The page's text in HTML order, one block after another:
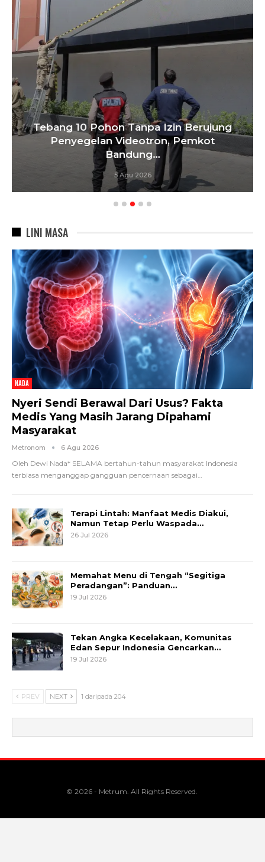
Tebang 10 Pohon Tanpa Izin Berujung
Penyegelan Videotron, Pemkot
Bandung…
5 Agu 2026
LINI MASA
NADA
Nyeri Sendi Berawal Dari Usus? Fakta
Medis Yang Masih Jarang Dipahami
Masyarakat
Metronom 6 Agu 2026
Oleh Dewi Nada* SELAMA bertahun-tahun masyarakat Indonesia
terbiasa menganggap gangguan pencernaan sebagai…
Terapi Lintah: Manfaat Medis Diakui,
Namun Tetap Perlu Waspada…
26 Jul 2026
Memahat Menu di Tengah “Segitiga
Peradangan”: Panduan…
19 Jul 2026
Tekan Angka Kecelakaan, Komunitas
Edan Sepur Indonesia Gencarkan…
19 Jul 2026
PREV NEXT 1 daripada 204
© 2026 - Metrum. All Rights Reserved.